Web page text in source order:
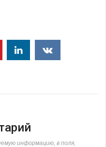
информацию, в поля,